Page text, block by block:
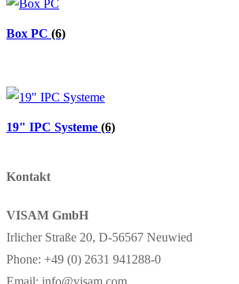
Box PC (6)
19" IPC Systeme (6)
Kontakt
VISAM GmbH
Irlicher Straße 20, D-56567 Neuwied
Phone: +49 (0) 2631 941288-0